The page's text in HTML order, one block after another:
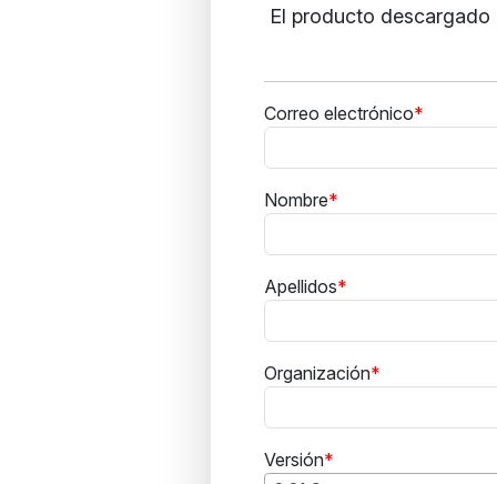
El producto
Correo electrónico
Nombre
Apellidos
Organización
Versión